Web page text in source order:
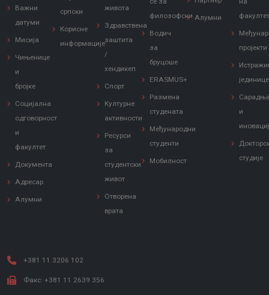
Важни
датуми
Мисија
Чињенице
и
бројке
Социјална
одговорност
и
факултет
Документа
Адресар
Алумни
српски
Корисне
информације
живота
Здравствена
заштита
/
хендикеп
Спорт
Културне
активности
Ресурси
за
студентски
живот
Отворена
врата
филозофски
Водич
за
бруцоше
ERASMUS+
Размена
студената
Међународни
студенти
Мобилност
Алумни
пројекти
јединице
и
студије
+381 11 3206 102
Факс: +381 11 2639 356